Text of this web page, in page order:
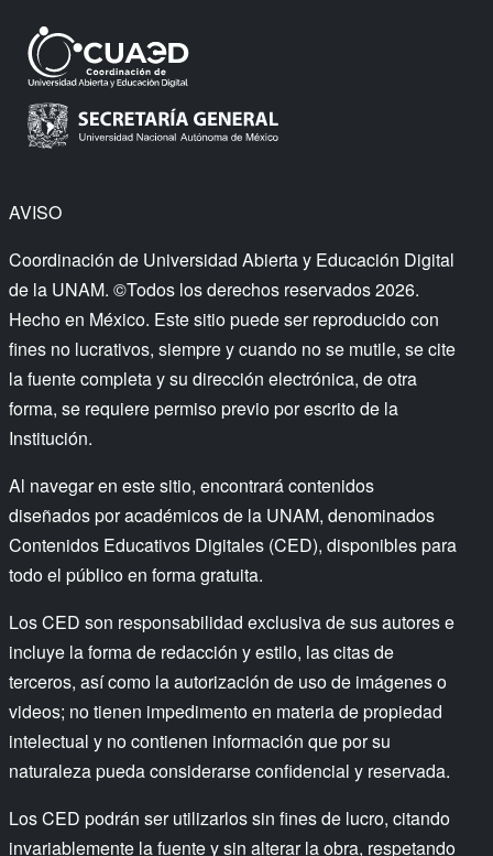
AVISO
Coordinación de Universidad Abierta y Educación Digital
de la UNAM. ©Todos los derechos reservados 2026.
Hecho en México. Este sitio puede ser reproducido con
fines no lucrativos, siempre y cuando no se mutile, se cite
la fuente completa y su dirección electrónica, de otra
forma, se requiere permiso previo por escrito de la
Institución.
Al navegar en este sitio, encontrará contenidos
diseñados por académicos de la UNAM, denominados
Contenidos Educativos Digitales (CED), disponibles para
todo el público en forma gratuita.
Los CED son responsabilidad exclusiva de sus autores e
incluye la forma de redacción y estilo, las citas de
terceros, así como la autorización de uso de imágenes o
videos; no tienen impedimento en materia de propiedad
intelectual y no contienen información que por su
naturaleza pueda considerarse confidencial y reservada.
Los CED podrán ser utilizarlos sin fines de lucro, citando
invariablemente la fuente y sin alterar la obra, respetando